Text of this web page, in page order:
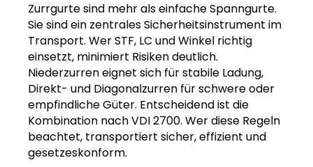
Zurrgurte sind mehr als einfache Spanngurte.
Sie sind ein zentrales Sicherheitsinstrument im
Transport. Wer STF, LC und Winkel richtig
einsetzt, minimiert Risiken deutlich.
Niederzurren eignet sich für stabile Ladung,
Direkt- und Diagonalzurren für schwere oder
empfindliche Güter. Entscheidend ist die
Kombination nach VDI 2700. Wer diese Regeln
beachtet, transportiert sicher, effizient und
gesetzeskonform.